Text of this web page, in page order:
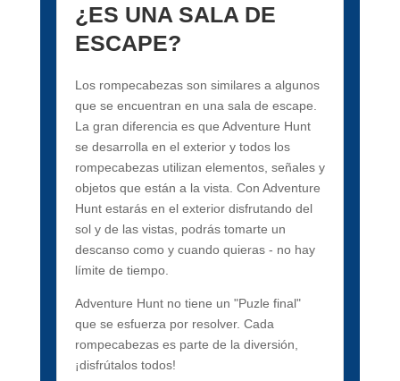
¿ES UNA SALA DE
ESCAPE?
Los rompecabezas son similares a algunos
que se encuentran en una sala de escape.
La gran diferencia es que Adventure Hunt
se desarrolla en el exterior y todos los
rompecabezas utilizan elementos, señales y
objetos que están a la vista. Con Adventure
Hunt estarás en el exterior disfrutando del
sol y de las vistas, podrás tomarte un
descanso como y cuando quieras - no hay
límite de tiempo.
Adventure Hunt no tiene un "Puzle final"
que se esfuerza por resolver. Cada
rompecabezas es parte de la diversión,
¡disfrútalos todos!